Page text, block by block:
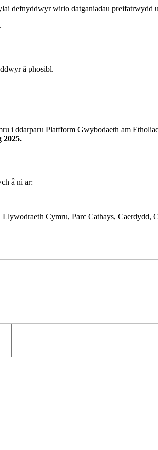
defnyddwyr wirio datganiadau preifatrwydd
â phosibl.
ddarparu Platfform Gwybodaeth am
2025.
â ni ar:
Cymru, Parc Cathays, Caerdydd,